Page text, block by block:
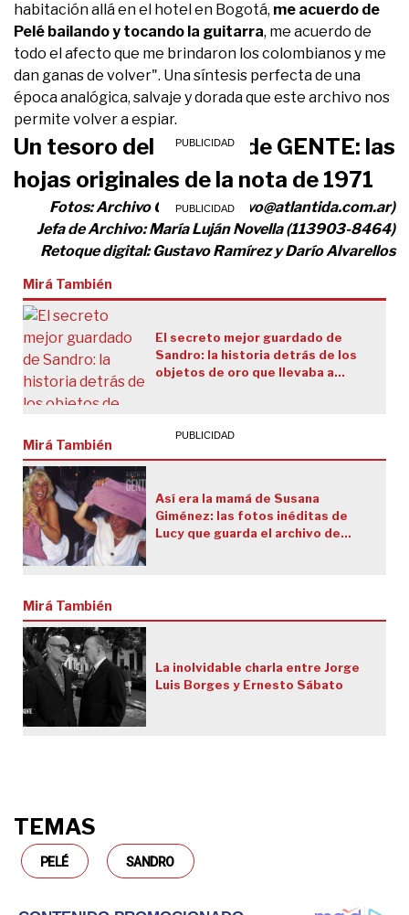
habitación allá en el hotel en Bogotá, me acuerdo de
Pelé bailando y tocando la guitarra, me acuerdo de
todo el afecto que me brindaron los colombianos y me
dan ganas de volver". Una síntesis perfecta de una
época analógica, salvaje y dorada que este archivo nos
permite volver a espiar.
Un tesoro del Archivo de GENTE: las
hojas originales de la nota de 1971
Fotos: Archivo GENTE (archivo@atlantida.com.ar)
Jefa de Archivo: María Luján Novella (113903-8464)
Retoque digital: Gustavo Ramírez y Darío Alvarellos
Mirá También
El secreto mejor guardado de
Sandro: la historia detrás de los
objetos de oro que llevaba a
Mirá También
Así era la mamá de Susana
Giménez: las fotos inéditas de
Lucy que guarda el archivo de
Mirá También
La inolvidable charla entre Jorge
Luis Borges y Ernesto Sábato
TEMAS
PELÉ SANDRO